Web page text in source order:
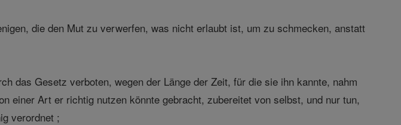
die den Mut zu verwerfen, was nicht erlaubt ist, um zu schmecken, anstatt
das Gesetz verboten, wegen der Länge der Zeit, für die sie ihn kannte, nahm
einer Art er richtig nutzen könnte gebracht, zubereitet von selbst, und nur tun,
verordnet ;